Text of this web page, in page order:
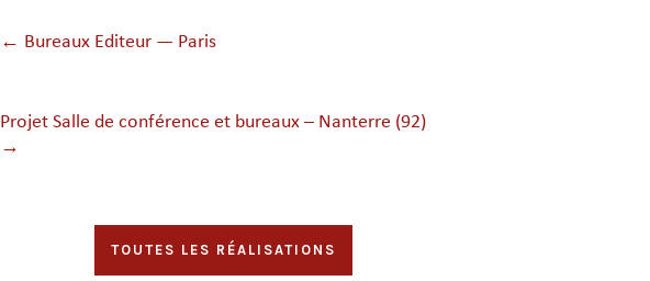
← Bureaux Editeur — Paris
Projet Salle de conférence et bureaux – Nanterre (92)
→
TOUTES LES RÉALISATIONS